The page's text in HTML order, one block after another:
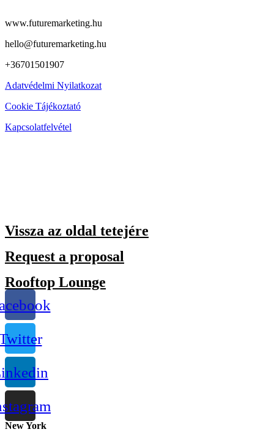
www.futuremarketing.hu
hello@futuremarketing.hu
+36701501907
Adatvédelmi Nyilatkozat
Cookie Tájékoztató
Kapcsolatfelvétel
Vissza az oldal tetejére
Request a proposal
Rooftop Lounge
New York